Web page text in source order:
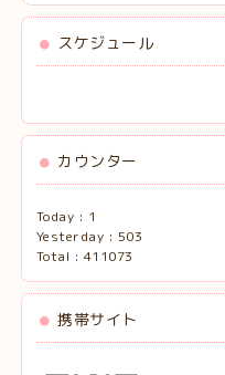
スケジュール
カウンター
Today : 1
Yesterday : 503
Total : 411073
携帯サイト